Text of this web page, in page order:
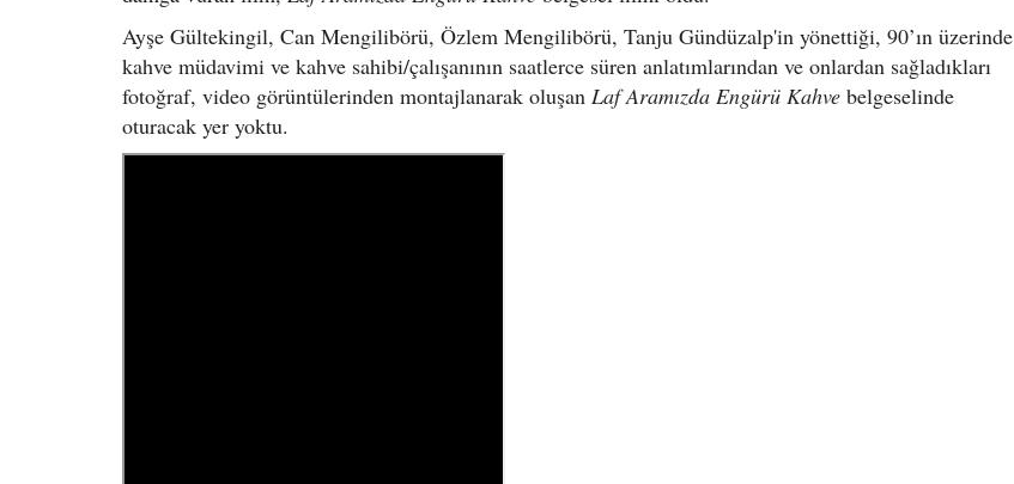
Ayşe Gültekingil, Can Mengilibörü, Özlem Mengilibörü, Tanju Gündüzalp'in yönettiği, 90’ın üzerinde
kahve müdavimi ve kahve sahibi/çalışanının saatlerce süren anlatımlarından ve onlardan sağladıkları
fotoğraf, video görüntülerinden montajlanarak oluşan Laf Aramızda Engürü Kahve belgeselinde
oturacak yer yoktu.